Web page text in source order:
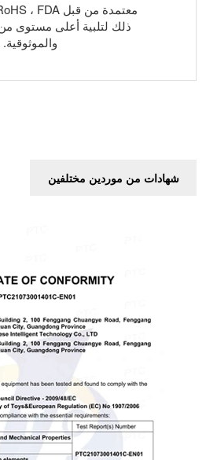
ذلك لتلبية أعلى مستوى من
والموثوقية.
شهادات من موردين مختلفين